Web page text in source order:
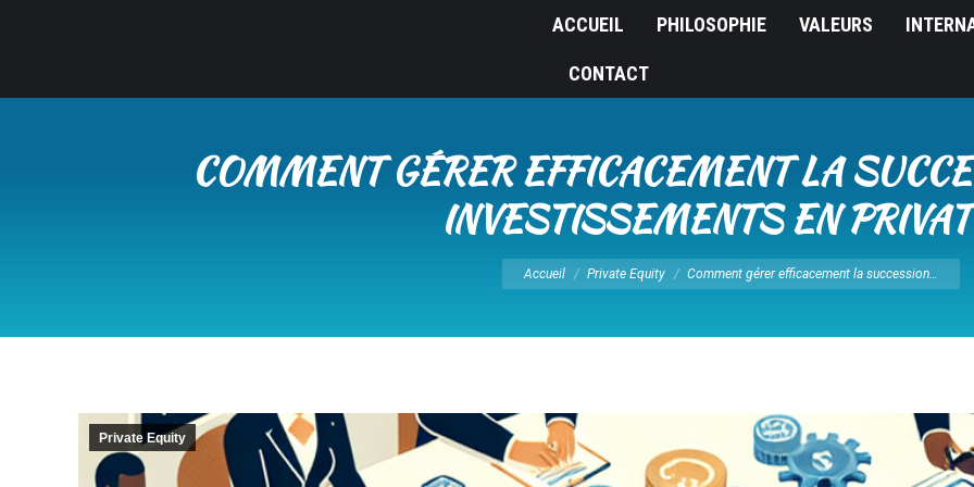
ACCUEIL PHILOSOPHIE VALEURS
CONTACT
COMMENT GÉRER EFFICACEMENT LA
INVESTISSEMENTS EN
Vous êtes ici :
Accueil Private Equity Comment gérer efficacement la succession…
Private Equity